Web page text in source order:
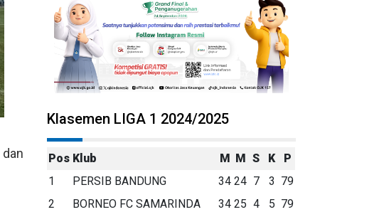
dan
Klasemen LIGA 1 2024/2025
Pos Klub M M S K
P
1
PERSIB BANDUNG 34 24 7 3 79
2
BORNEO FC SAMARINDA 34 25 4 5 79